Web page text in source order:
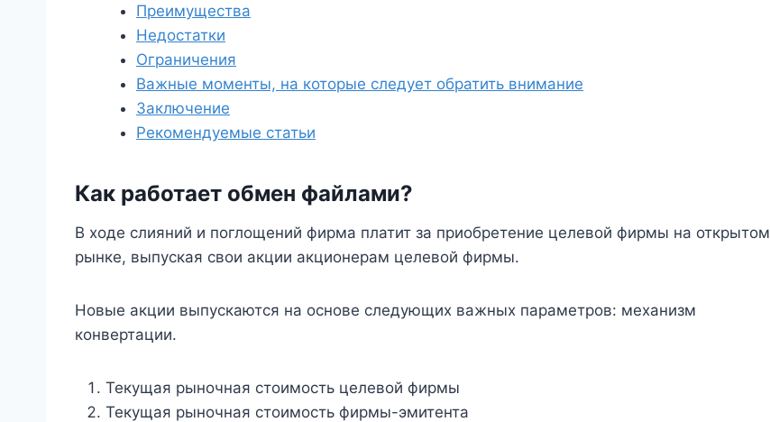
Преимущества
Недостатки
Ограничения
Важные моменты, на которые следует обратить внимание
Заключение
Рекомендуемые статьи
Как работает обмен файлами?
В ходе слияний и поглощений фирма платит за приобретение целевой фирмы на открытом
рынке, выпуская свои акции акционерам целевой фирмы.
Новые акции выпускаются на основе следующих важных параметров: механизм
конвертации.
Текущая рыночная стоимость целевой фирмы
Текущая рыночная стоимость фирмы-эмитента